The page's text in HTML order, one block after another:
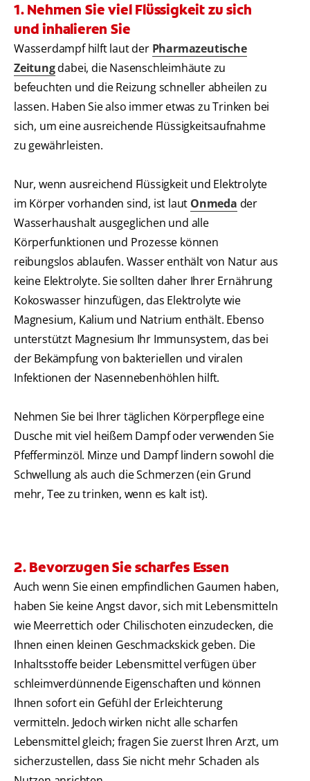
1. Nehmen Sie viel Flüssigkeit zu sich
und inhalieren Sie
Wasserdampf hilft laut der Pharmazeutische
Zeitungdabei, die Nasenschleimhäute zu
befeuchten und die Reizung schneller abheilen zu
lassen. Haben Sie also immer etwas zu Trinken bei
sich, um eine ausreichende Flüssigkeitsaufnahme
zu gewährleisten.
Nur, wenn ausreichend Flüssigkeit und Elektrolyte
im Körper vorhanden sind, ist laut Onmeda der
Wasserhaushalt ausgeglichen und alle
Körperfunktionen und Prozesse können
reibungslos ablaufen. Wasser enthält von Natur aus
keine Elektrolyte. Sie sollten daher Ihrer Ernährung
Kokoswasser hinzufügen, das Elektrolyte wie
Magnesium, Kalium und Natrium enthält. Ebenso
unterstützt Magnesium Ihr Immunsystem, das bei
der Bekämpfung von bakteriellen und viralen
Infektionen der Nasennebenhöhlen hilft.
Nehmen Sie bei Ihrer täglichen Körperpflege eine
Dusche mit viel heißem Dampf oder verwenden Sie
Pfefferminzöl. Minze und Dampf lindern sowohl die
Schwellung als auch die Schmerzen (ein Grund
mehr, Tee zu trinken, wenn es kalt ist).
2. Bevorzugen Sie scharfes Essen
Auch wenn Sie einen empfindlichen Gaumen haben,
haben Sie keine Angst davor, sich mit Lebensmitteln
wie Meerrettich oder Chilischoten einzudecken, die
Ihnen einen kleinen Geschmackskick geben. Die
Inhaltsstoffe beider Lebensmittel verfügen über
schleimverdünnende Eigenschaften und können
Ihnen sofort ein Gefühl der Erleichterung
vermitteln. Jedoch wirken nicht alle scharfen
Lebensmittel gleich; fragen Sie zuerst Ihren Arzt, um
sicherzustellen, dass Sie nicht mehr Schaden als